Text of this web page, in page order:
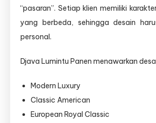
“pasaran”. Setiap klien memiliki
yang berbeda, sehingga desain
personal.
Djava Lumintu Panen menawarkan
Modern Luxury
Classic American
European Royal Classic